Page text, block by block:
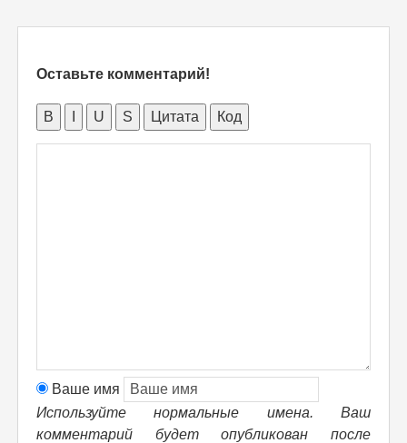
Оставьте комментарий!
B U S Цитата Код
Ваше имя
Используйте нормальные имена. Ваш
комментарий будет опубликован после